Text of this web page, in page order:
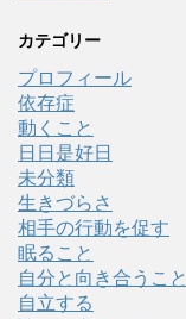
カテゴリー
プロフィール
依存症
動くこと
日日是好日
未分類
生きづらさ
相手の行動を促す
眠ること
自分と向き合うこと
自立する